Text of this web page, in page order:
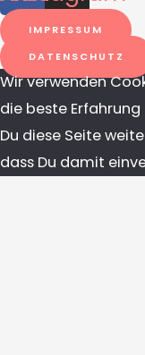
IMPRESSUM
DATENSCHUTZ
Wir verwenden
die beste
Du diese Seite
dass Du damit